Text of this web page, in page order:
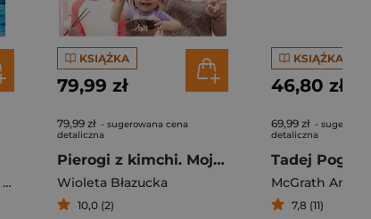
KSIĄŻKA
79,99 zł
79,99 zł - sugerowana cena
detaliczna
Pierogi z kimchi. Moje ulubione azjatyckie przepisy - książka z autografem
Wioleta Błazucka
10,0 (2)
KSIĄŻKA
46,80 zł
69,99 zł -
detaliczna
McGrath Andy
7,8 (11)